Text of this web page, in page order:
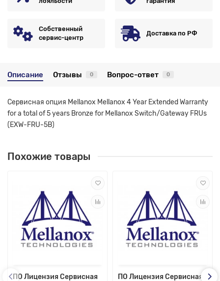
Собственный
сервис-центр
Доставка по РФ
Описание Отзывы 0 Вопрос-ответ 0
Сервисная опция Mellanox Mellanox 4 Year Extended Warranty
for a total of 5 years Bronze for Mellanox Switch/Gateway FRUs
(EXW-FRU-5B)
Похожие товары
ПО Лицензия Сервисная
ПО Лицензия Сервисная